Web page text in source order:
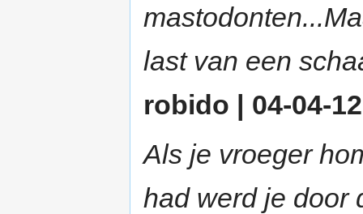
last van een
robido | 04-04-
Als je vroeger
had werd je door